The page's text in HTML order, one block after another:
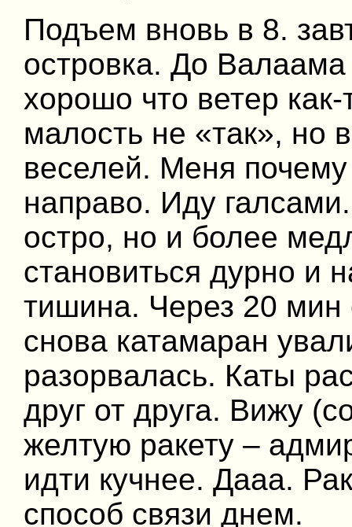
Подъем вновь в 8.
островка. До
хорошо что ветер
малость не «так», но
веселей. Меня
направо. Иду
остро, но и более
становиться дурно и
тишина. Через 20 мин
снова катамаран
разорвалась. Каты
друг от друга. Вижу
желтую ракету –
идти кучнее. Дааа.
способ связи днем.